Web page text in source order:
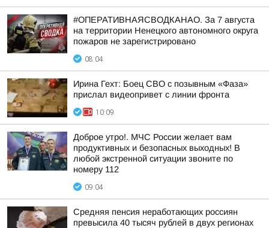
#ОПЕРАТИВНАЯСВОДКАНАО. За 7 августа
на территории Ненецкого автономного округа
пожаров не зарегистрировано
08:04
Ирина Гехт: Боец СВО с позывным «Фаза»
прислал видеопривет с линии фронта
10:09
Доброе утро!. МЧС России желает вам
продуктивных и безопасных выходных! В
любой экстренной ситуации звоните по
номеру 112
09:04
Средняя пенсия неработающих россиян
превысила 40 тысяч рублей в двух регионах